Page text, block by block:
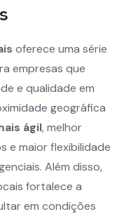
oferece uma série
empresas que
e qualidade em
geográfica
ágil, melhor
e maior flexibilidade
Além disso,
fortalece a
em condições